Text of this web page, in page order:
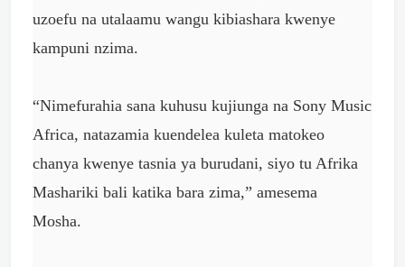
uzoefu na utalaamu wangu kibiashara kwenye
kampuni nzima.
“Nimefurahia sana kuhusu kujiunga na Sony Music
Africa, natazamia kuendelea kuleta matokeo
chanya kwenye tasnia ya burudani, siyo tu Afrika
Mashariki bali katika bara zima,” amesema
Mosha.